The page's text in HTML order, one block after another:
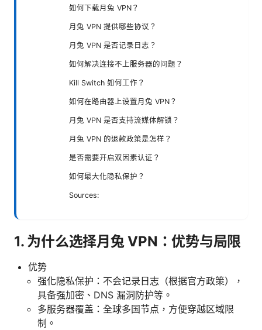
如何下载月兔 VPN？
月兔 VPN 提供哪些协议？
月兔 VPN 是否记录日志？
如何解决连接不上服务器的问题？
Kill Switch 如何工作？
如何在路由器上设置月兔 VPN？
月兔 VPN 是否支持流媒体解锁？
月兔 VPN 的退款政策是怎样？
是否需要开启双因素认证？
如何最大化隐私保护？
Sources:
1. 为什么选择月兔 VPN：优势与局限
优势
强化隐私保护：不会记录日志（根据官方政策），
具备强加密、DNS 漏洞防护等。
多服务器覆盖：全球多国节点，方便穿越区域限
制。